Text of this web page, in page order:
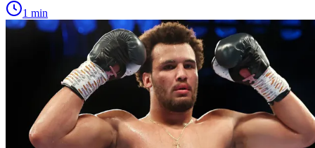
1 min